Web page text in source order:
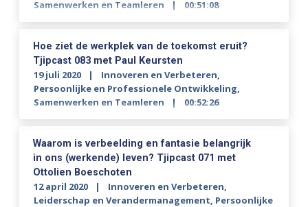
Samenwerken en Teamleren
00:51:08
Hoe ziet de werkplek van de toekomst eruit?
Tjipcast 083 met Paul Keursten
19 juli 2020 Innoveren en Verbeteren,
Persoonlijke en Professionele Ontwikkeling,
Samenwerken en Teamleren
00:52:26
Waarom is verbeelding en fantasie belangrijk
in ons (werkende) leven? Tjipcast 071 met
Ottolien Boeschoten
12 april 2020 Innoveren en Verbeteren,
Leiderschap en Verandermanagement, Persoonlijke